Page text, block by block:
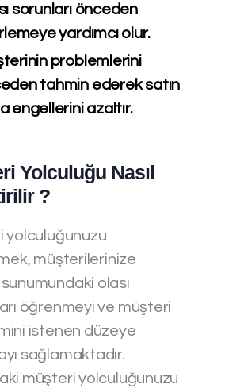
sorunları önceden
yardımcı olur.
problemlerini
tahmin ederek satın
engellerini azaltır.
Yolculuğu Nasıl
?
yolculuğunuzu
müşterilerinize
olası
öğrenmeyi ve müşteri
istenen düzeye
sağlamaktadır.
müşteri yolculuğunuzu